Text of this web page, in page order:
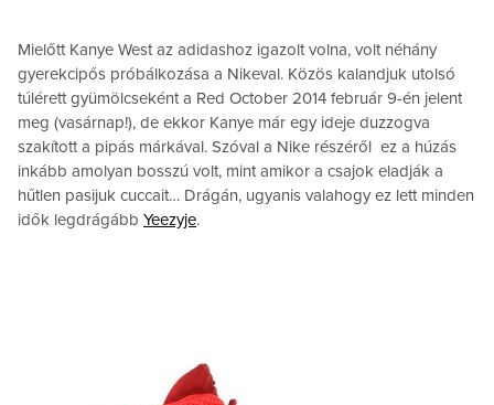
Mielőtt Kanye West az adidashoz igazolt volna, volt néhány
gyerekcipős próbálkozása a Nikeval. Közös kalandjuk utolsó
túlérett gyümölcseként a Red October 2014 február 9-én jelent
meg (vasárnap!), de ekkor Kanye már egy ideje duzzogva
szakított a pipás márkával. Szóval a Nike részéről ez a húzás
inkább amolyan bosszú volt, mint amikor a csajok eladják a
hűtlen pasijuk cuccait… Drágán, ugyanis valahogy ez lett minden
idők legdrágább Yeezyje.